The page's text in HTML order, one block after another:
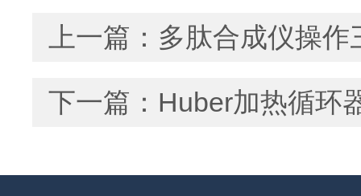
上一篇： 多肽合成仪操作
下一篇： Huber加热循环